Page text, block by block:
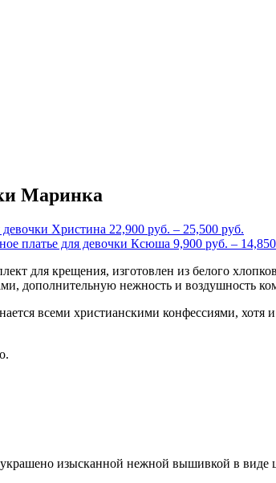
Маринка
Христина 22,900 руб. – 25,500 руб.
платье для девочки Ксюша 9,900 руб. – 14,850
для крещения, изготовлен из белого
дополнительную нежность и воздушность
всеми христианскими конфессиями, хотя
изысканной нежной вышивкой в виде